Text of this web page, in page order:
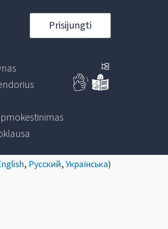
Prisijungti
, Русский,Українська)